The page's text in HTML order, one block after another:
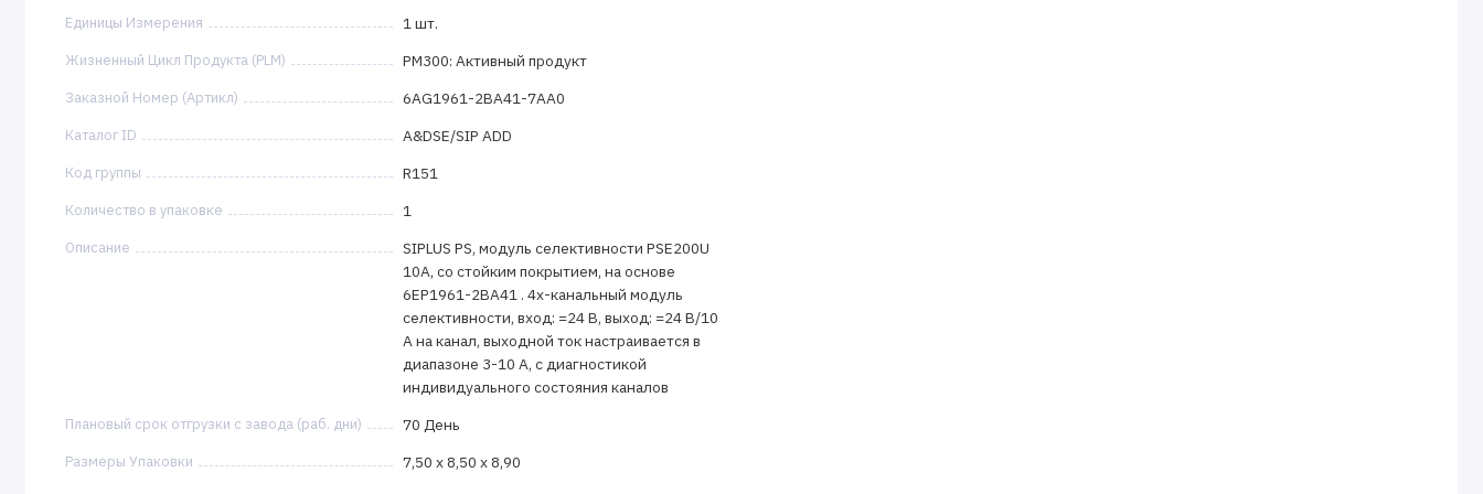
Единицы Измерения 1 шт.
Жизненный Цикл Продукта (PLM) PM300: Активный продукт
Заказной Номер (Артикл) 6AG1961-2BA41-7AA0
Каталог ID A&DSE/SIP ADD
Код группы R151
Количество в упаковке 1
Описание
SIPLUS PS, модуль селективности PSE200U
10A, со стойким покрытием, на основе
6EP1961-2BA41 . 4х-канальный модуль
селективности, вход: =24 В, выход: =24 В/10
A на канал, выходной ток настраивается в
диапазоне 3-10 А, с диагностикой
индивидуального состояния каналов
Плановый срок отгрузки с завода (раб. дни) 70 День
Размеры Упаковки 7,50 x 8,50 x 8,90